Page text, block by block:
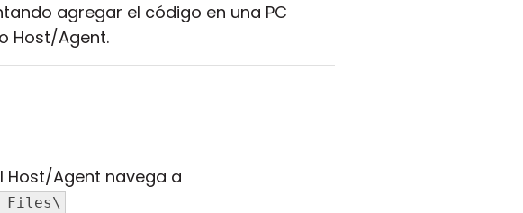
agregar el código en una PC
Host/Agent.
Host/Agent navega a
Files\